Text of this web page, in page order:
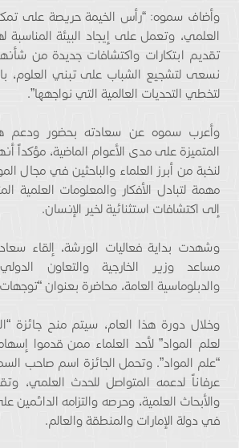
وأضاف سموه: “رأس الخيمة حريصة على
العلمي، وتعمل على إيجاد البيئة
تقديم ابتكارات واكتشافات جديدة من
نسعى لتشجيع الشباب على تبني العلوم،
لتخطي التحديات العالمية التي نواجهها”.
وأعرب سموه عن سعادته بحضور ودعم
المتميزة على مدى الأعوام الماضية، مؤكداً
لنخبة من أبرز العلماء والباحثين في مجال
مهمة لتبادل الأفكار والمعلومات العلمية
إلى اكتشافات استثنائية لخير الإنسان.
وشهدت بداية فعاليات الورشة، إلقاء
مساعد وزير الخارجية والتعاون
والدبلوماسية العامة، محاضرة بعنوان
وخلال دورة هذا العام، سيتم منح جائزة
لعلم المواد” لأحد العلماء ممن قدموا
“علم المواد”. وتحمل الجائزة اسم صاحب
عرفاناً لدعمه المتواصل للحدث العلمي،
والأبحاث العلمية، وحرصه والتزامه الدائمين
في دولة الإمارات والمنطقة والعالم.